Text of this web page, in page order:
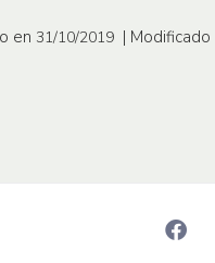
en 31/10/2019 | Modificado